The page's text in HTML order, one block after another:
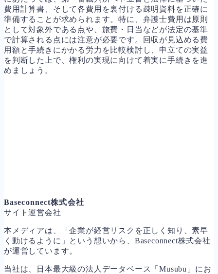
費用計算書、そして各費用を裏付ける疎明資料を正確に
準備することが求められます。特に、弁護士費用は原則
として対象外である点や、旅費・日当などが法定の基準
で計算される点には注意が必要です。回収が見込める費
用額と手続きにかかる労力を比較検討し、申立ての実益
を判断した上で、権利の実現に向けて着実に手続きを進
めましょう。
Baseconnect株式会社
サイト運営会社
本メディアは、「企業が経営リスクを正しく知り、素早
く動けるように」という想いから、Baseconnect株式会社
が運営しています。
当社は、日本最大級の法人データベース「Musubu」にお